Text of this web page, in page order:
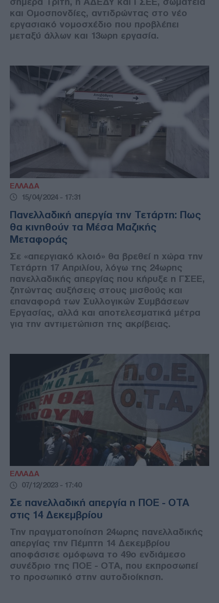
και Ομοσπονδίες, αντιδρώντας στο νέο
εργασιακό νομοσχέδιο που προβλέπει
μεταξύ άλλων και 13ωρη εργασία.
ΕΛΛΑΔΑ
15/04/2024 - 17:31
Πανελλαδική απεργία την Τετάρτη: Πως
θα κινηθούν τα Μέσα Μαζικής
Μεταφοράς
Σε «απεργιακό κλοιό» θα βρεθεί η χώρα την
Τετάρτη 17 Απριλίου, λόγω της 24ωρης
πανελλαδικής απεργίας που κήρυξε η ΓΣΕΕ,
ζητώντας αυξήσεις στους μισθούς και
επαναφορά των Συλλογικών Συμβάσεων
Εργασίας, αλλά και αποτελεσματικά μέτρα
για την αντιμετώπιση της ακρίβειας.
ΕΛΛΑΔΑ
07/12/2023 - 17:40
Σε πανελλαδική απεργία η ΠΟΕ - ΟΤΑ
στις 14 Δεκεμβρίου
Την πραγματοποίηση 24ωρης πανελλαδικής
απεργίας την Πέμπτη 14 Δεκεμβρίου
αποφάσισε ομόφωνα το 49ο ενδιάμεσο
συνέδριο της ΠΟΕ - ΟΤΑ, που εκπροσωπεί
το προσωπικό στην αυτοδιοίκηση.